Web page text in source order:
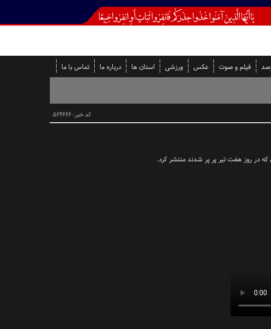
فیلم و صوت عکس ورزشی استان ها درباره ما تماس با ما
کد خبر: 564666
که در روز هفت تیر پر پر شدند منتشر کرد.